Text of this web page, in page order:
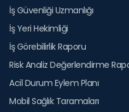
İş Güvenliği Uzmanlığı
İş Yeri Hekimliği
İş Görebilirlik Raporu
Risk Analiz Değerlendirme
Acil Durum Eylem Planı
Mobil Sağlık Taramaları